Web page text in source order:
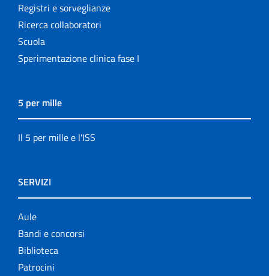
Registri e sorveglianze
Ricerca collaboratori
Scuola
Sperimentazione clinica fase I
5 per mille
Il 5 per mille e l'ISS
SERVIZI
Aule
Bandi e concorsi
Biblioteca
Patrocini